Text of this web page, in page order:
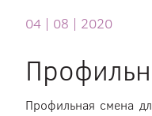
04 | 08 | 2020
Профильная смена